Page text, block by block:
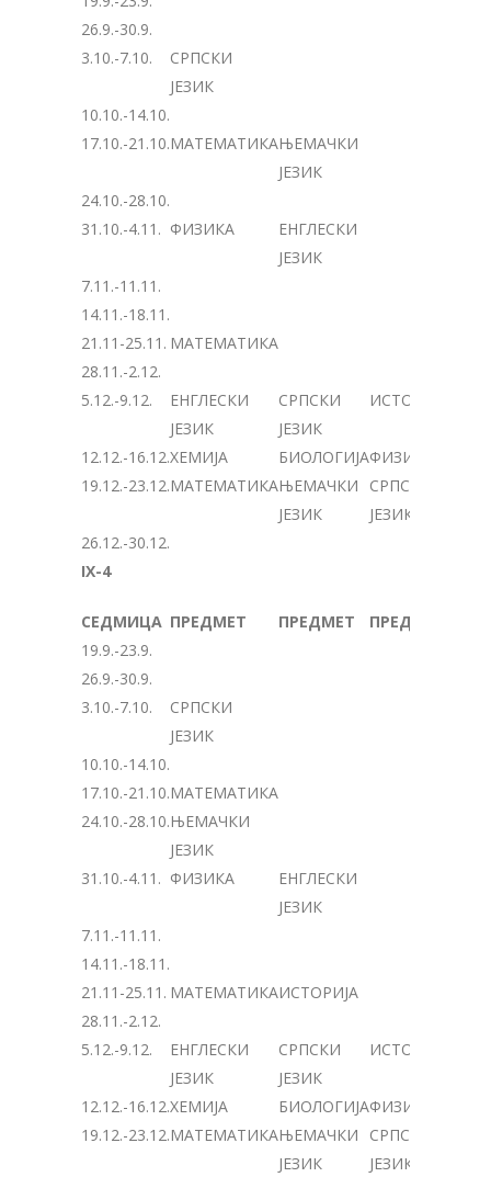
26.9.-30.9.
3.10.-7.10.
СРПСКИ
ЈЕЗИК
10.10.-14.10.
17.10.-21.10.МАТЕМАТИКАЊЕМАЧКИ
ЈЕЗИК
24.10.-28.10.
31.10.-4.11. ФИЗИКА
ЕНГЛЕСКИ
ЈЕЗИК
7.11.-11.11.
14.11.-18.11.
21.11-25.11. МАТЕМАТИКА
28.11.-2.12.
5.12.-9.12.
ЕНГЛЕСКИ
ЈЕЗИК
СРПСКИ
ЈЕЗИК
ИСТОРИЈА
12.12.-16.12.ХЕМИЈА БИОЛОГИЈАФИЗИКА
19.12.-23.12.МАТЕМАТИКАЊЕМАЧКИ
ЈЕЗИК
СРПСКИ
ЈЕЗИК
26.12.-30.12.
IX-4
СЕДМИЦА ПРЕДМЕТ ПРЕДМЕТ
ПРЕДМЕТ
19.9.-23.9.
26.9.-30.9.
3.10.-7.10.
СРПСКИ
ЈЕЗИК
10.10.-14.10.
17.10.-21.10.МАТЕМАТИКА
24.10.-28.10.ЊЕМАЧКИ
ЈЕЗИК
31.10.-4.11. ФИЗИКА
ЕНГЛЕСКИ
ЈЕЗИК
7.11.-11.11.
14.11.-18.11.
21.11-25.11. МАТЕМАТИКАИСТОРИЈА
28.11.-2.12.
5.12.-9.12.
ЕНГЛЕСКИ
ЈЕЗИК
СРПСКИ
ЈЕЗИК
ИСТОРИЈА
12.12.-16.12.ХЕМИЈА БИОЛОГИЈАФИЗИКА
19.12.-23.12.МАТЕМАТИКАЊЕМАЧКИ
ЈЕЗИК
СРПСКИ
ЈЕЗИК